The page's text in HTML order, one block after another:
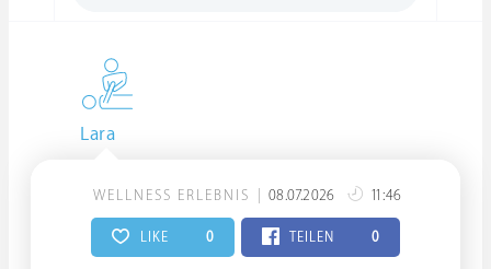
Lara
WELLNESS ERLEBNIS 08.07.2026 11:46
LIKE 0 TEILEN 0